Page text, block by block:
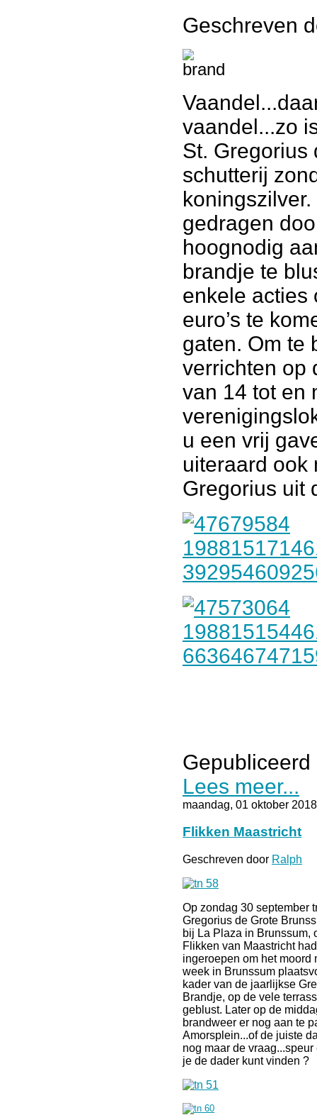
Geschreven
vaandel...zo
St. Gregorius
schutterij
gedragen
hoognodig
brandje te
enkele acties
euro’s te
gaten. Om te
verrichten op
van 14 tot en
u een vrij
uiteraard ook
Gregorius uit
Gepubliceerd
Lees meer...
maandag, 01 oktober
Flikken Maastricht
Geschreven door Ralph
Op zondag 30 september
Gregorius de Grote
bij La Plaza in Brunssum,
Flikken van Maastricht
ingeroepen om het moord
week in Brunssum
kader van de jaarlijkse
Brandje, op de vele
geblust. Later op de
brandweer er nog aan te
Amorsplein...of de juiste
nog maar de
je de dader kunt vinden ?